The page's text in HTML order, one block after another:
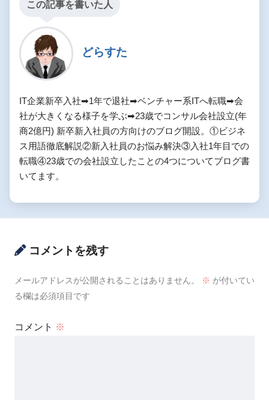
この記事を書いた人
どらすた
IT企業新卒入社➡︎1年で退社➡︎ベンチャー系ITへ転職➡︎会
社が大きくなる様子を学ぶ➡︎23歳でコンサル会社設立(年
商2億円) 新卒新入社員の方向けのブログ開設。①ビジネ
ス用語徹底解説②新入社員のお悩み解決③入社1年目での
転職④23歳での会社設立したことの4つについてブログ書
いてます。
コメントを残す
メールアドレスが公開されることはありません。 ※ が付いてい
る欄は必須項目です
コメント ※